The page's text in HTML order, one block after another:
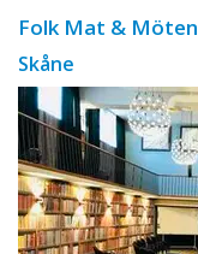
Folk Mat & Möten
Skåne